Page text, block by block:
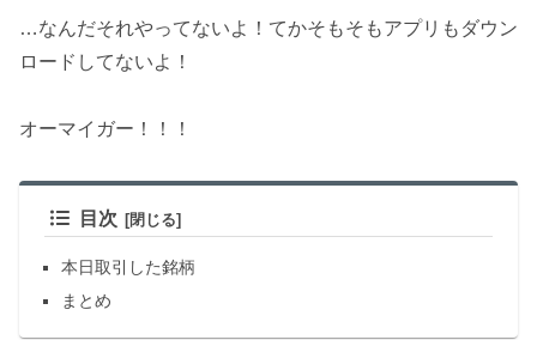
…なんだそれやってないよ！てかそもそもアプリもダウン
ロードしてないよ！
オーマイガー！！！
目次
本日取引した銘柄
まとめ